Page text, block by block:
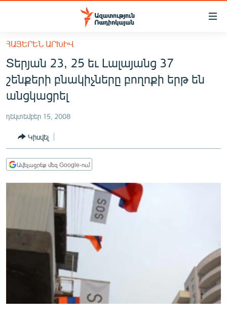
Մատչելիության
հիմնական
բովանդակությանը
Անցնել
հիմնական
մենյուին
ՀԱՅԱՍՏԱՆ
ՔԱՂԱՔԱԿԱՆ
ՀԱՍԱՐԱԿՈՒԹՅՈՒՆ
ՏՆՏԵՍՈՒԹՅՈՒՆ
ՂԱՐԱԲԱՂ
ՊԱՏԵՐԱԶՄԻ 6 ՇԱԲԱԹՆԵՐԸ
ՏԱՐԱԾԱՇՐՋԱՆ
ՄԻՋԱԶԳԱՅԻՆ
ՄՇԱԿՈՒՅԹ
ՄԵԿՆԱԲԱՆՈՒԹՅՈՒՆ
ՀԱՅԵՐԵՆ ԱՐԽԻՎ
Տերյան 23, 25 եւ Լալայանց 37
շենքերի բնակիչները բողոքի երթ են
անցկացրել
դեկտեմբեր 15, 2008
Կիսվել
Ավելացրեք մեզ Google-ում